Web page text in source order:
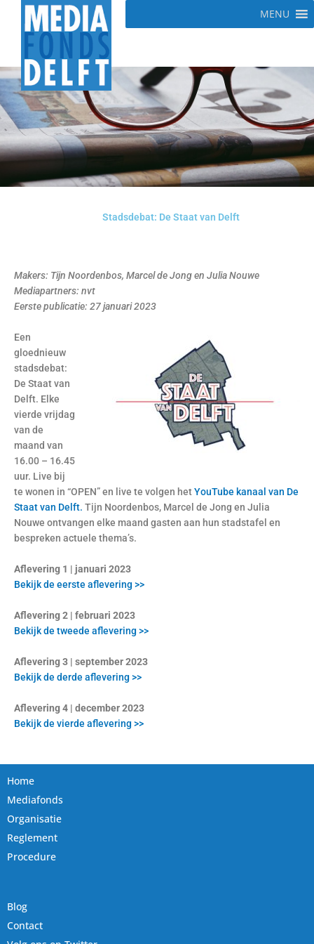
MENU
Stadsdebat: De Staat van Delft
Makers: Tijn Noordenbos, Marcel de Jong en Julia Nouwe
Mediapartners: nvt
Eerste publicatie: 27 januari 2023
Een
gloednieuw
stadsdebat:
De Staat van
Delft. Elke
vierde vrijdag
van de
maand van
16.00 – 16.45
uur. Live bij
te wonen in “OPEN” en live te volgen hetYouTube kanaal van De
Staat van Delft. Tijn Noordenbos, Marcel de Jong en Julia
Nouwe ontvangen elke maand gasten aan hun stadstafel en
bespreken actuele thema’s.
Aflevering 1 | januari 2023
Bekijk de eerste aflevering >>
Aflevering 2 | februari 2023
Bekijk de tweede aflevering >>
Aflevering 3 | september 2023
Bekijk de derde aflevering >>
Aflevering 4 | december 2023
Bekijk de vierde aflevering >>
Home
Mediafonds
Organisatie
Reglement
Procedure
Blog
Contact